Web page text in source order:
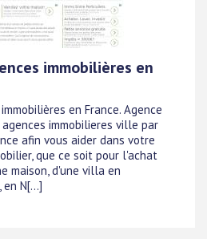
immobilières en
en France. Agence
immobilieres ville par
afin vous aider dans votre
que ce soit pour l'achat
maison, d'une villa en
N[...]